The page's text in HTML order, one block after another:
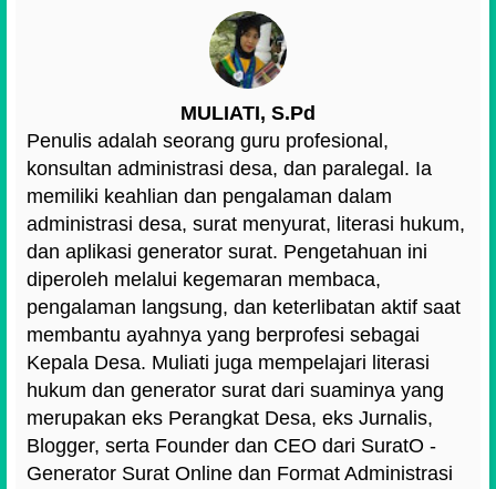
MULIATI, S.Pd
Penulis adalah seorang guru profesional,
konsultan administrasi desa, dan paralegal. Ia
memiliki keahlian dan pengalaman dalam
administrasi desa, surat menyurat, literasi hukum,
dan aplikasi generator surat. Pengetahuan ini
diperoleh melalui kegemaran membaca,
pengalaman langsung, dan keterlibatan aktif saat
membantu ayahnya yang berprofesi sebagai
Kepala Desa. Muliati juga mempelajari literasi
hukum dan generator surat dari suaminya yang
merupakan eks Perangkat Desa, eks Jurnalis,
Blogger, serta Founder dan CEO dari SuratO -
Generator Surat Online dan Format Administrasi